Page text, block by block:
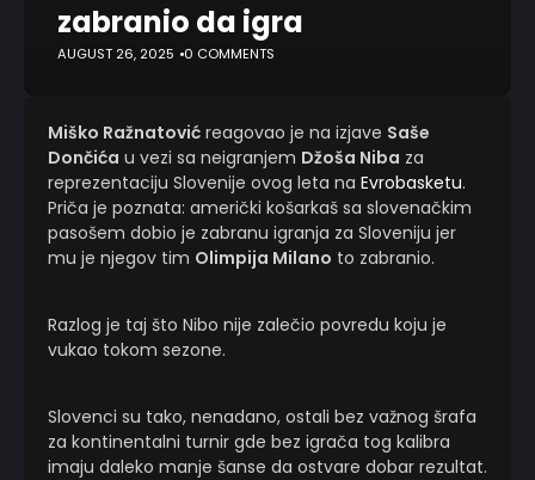
zabranio da igra
AUGUST 26, 2025 0 COMMENTS
Miško Ražnatović reagovao je na izjave Saše
Dončića u vezi sa neigranjem Džoša Niba za
reprezentaciju Slovenije ovog leta na Evrobasketu.
Priča je poznata: američki košarkaš sa slovenačkim
pasošem dobio je zabranu igranja za Sloveniju jer
mu je njegov tim Olimpija Milano to zabranio.
Razlog je taj što Nibo nije zalečio povredu koju je
vukao tokom sezone.
Slovenci su tako, nenadano, ostali bez važnog šrafa
za kontinentalni turnir gde bez igrača tog kalibra
imaju daleko manje šanse da ostvare dobar rezultat.